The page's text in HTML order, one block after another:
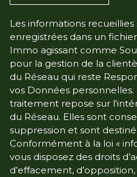
Les informations
enregistrées dans un
Immo agissant comme
pour la gestion de la
du Réseau qui reste
vos Données
traitement repose sur
du Réseau. Elles sont
suppression et sont
Conformément à la loi «
vous disposez des droits
d’effacement,